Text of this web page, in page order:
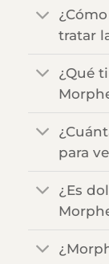
tratar
¿Qué
para
¿Es